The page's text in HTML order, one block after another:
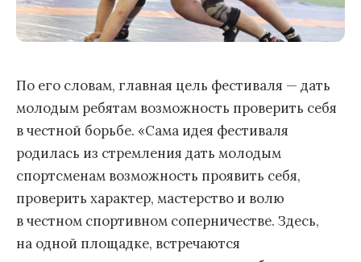
По его словам, главная цель фестиваля — дать
молодым ребятам возможность проверить себя
в честной борьбе. «Сама идея фестиваля
родилась из стремления дать молодым
спортсменам возможность проявить себя,
проверить характер, мастерство и волю
в честном спортивном соперничестве. Здесь,
на одной площадке, встречаются